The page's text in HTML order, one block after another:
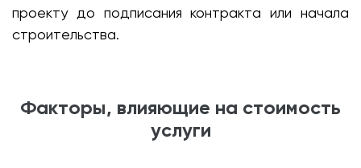
проекту до подписания контракта или начала
строительства.
Факторы, влияющие на стоимость
услуги